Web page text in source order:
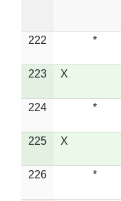
222 *
223 X
224 *
225 X
226 *